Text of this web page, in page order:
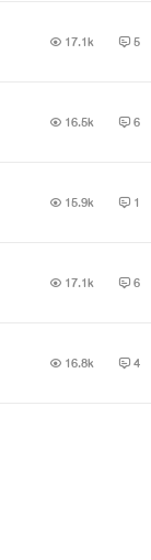
17.1k 5
16.5k 6
15.9k 1
17.1k 6
16.8k 4